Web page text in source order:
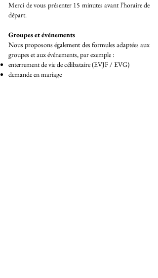
Merci de vous présenter 15 minutes avant l’horaire de
départ.
Groupes et événements
Nous proposons également des formules adaptées aux
groupes et aux événements, par exemple :
enterrement de vie de célibataire (EVJF / EVG)
demande en mariage